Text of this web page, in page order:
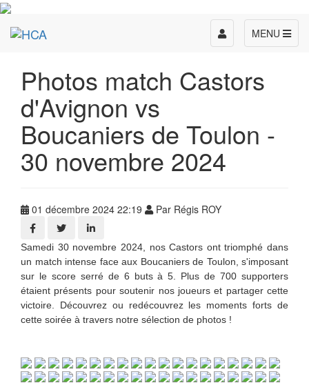
MENU
Toggle
navigation
Photos match Castors
d'Avignon vs
Boucaniers de Toulon -
30 novembre 2024
01 décembre 2024 22:19 Par Régis ROY
Samedi 30 novembre 2024, nos Castors ont triomphé dans
un match intense face aux Boucaniers de Toulon, s'imposant
sur le score serré de 6 buts à 5. Plus de 700 supporters
étaient présents pour soutenir nos joueurs et partager cette
victoire. Découvrez ou redécouvrez les moments forts de
cette soirée à travers notre sélection de photos !